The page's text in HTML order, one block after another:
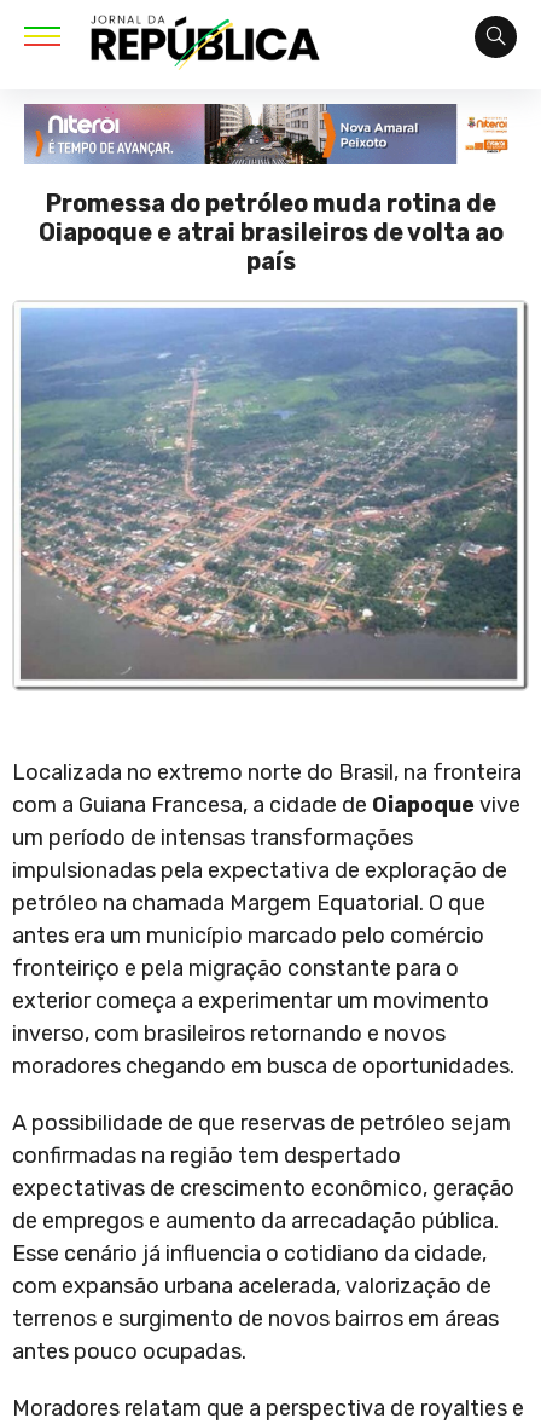
Promessa do petróleo muda rotina de
Oiapoque e atrai brasileiros de volta ao
país
Localizada no extremo norte do Brasil, na fronteira
com a Guiana Francesa, a cidade de Oiapoquevive
um período de intensas transformações
impulsionadas pela expectativa de exploração de
petróleo na chamada Margem Equatorial. O que
antes era um município marcado pelo comércio
fronteiriço e pela migração constante para o
exterior começa a experimentar um movimento
inverso, com brasileiros retornando e novos
moradores chegando em busca de oportunidades.
A possibilidade de que reservas de petróleo sejam
confirmadas na região tem despertado
expectativas de crescimento econômico, geração
de empregos e aumento da arrecadação pública.
Esse cenário já influencia o cotidiano da cidade,
com expansão urbana acelerada, valorização de
terrenos e surgimento de novos bairros em áreas
antes pouco ocupadas.
Moradores relatam que a perspectiva de royalties e